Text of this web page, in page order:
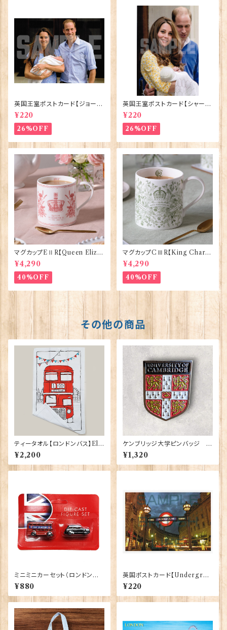
英国王室ポストカード【ジョージ
王子ご誕生】Pageantry Post
card 90183-JEF100
¥220
26%OFF
英国王室ポストカード【シャーロ
ット王女2】Pageantry Postca
rd 90183-JEF202
¥220
26%OFF
マグカップEⅡR【Queen Eliza
bethⅡ Commemorative】Vi
ctoria Eggs 50126
¥4,290
40%OFF
マグカップCⅢR【King Charle
sⅢ Coronation】Victoria E
ggs 50127
¥4,290
40%OFF
その他の商品
ティータオル【ロンドンバス】Elg
ate Products 50001-S（702
71）
¥2,200
ケンブリッジ大学ピンバッジ El
gate Products 90416
¥1,320
ミニミニカーセット（ロンドンバ
ス＆ブラックキャブ） Elgate Pr
oducts 90322
¥880
英国ポストカード【Undergrou
nd - London】Jadges 90339
-09
¥220